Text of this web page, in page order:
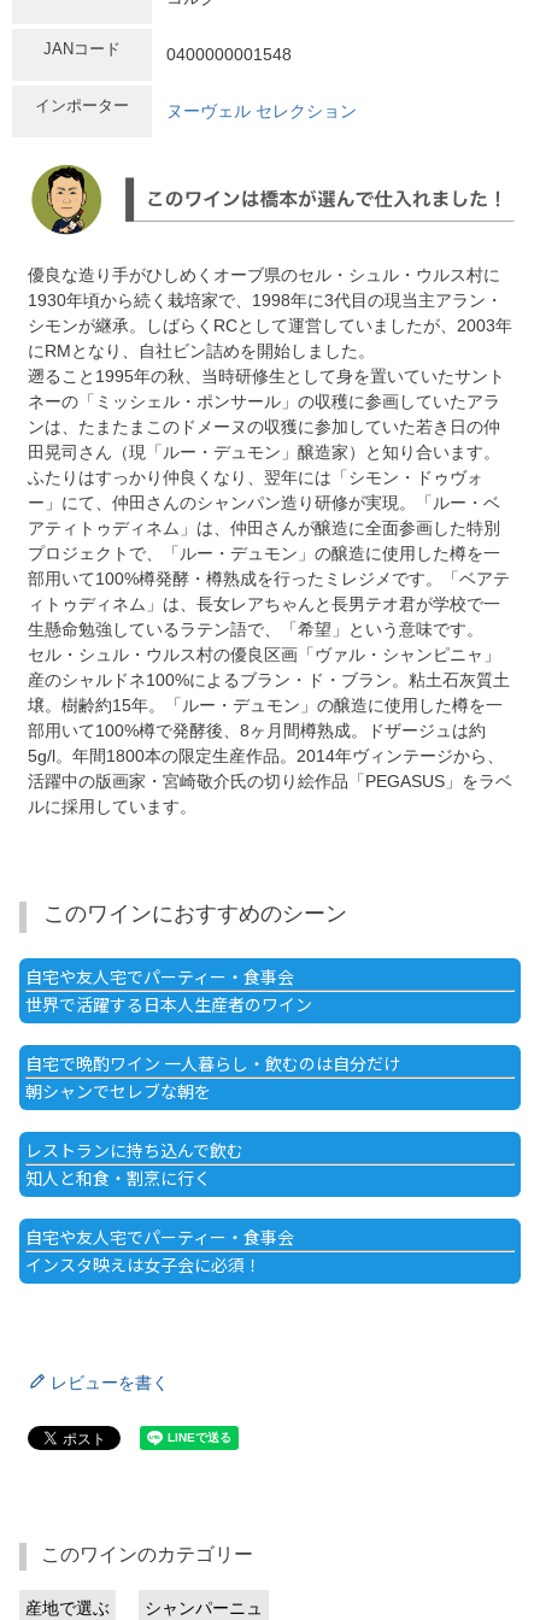
JANコード 0400000001548
インポーター ヌーヴェル セレクション
優良な造り手がひしめくオーブ県のセル・シュル・ウルス村に
1930年頃から続く栽培家で、1998年に3代目の現当主アラン・
シモンが継承。しばらくRCとして運営していましたが、2003年
にRMとなり、自社ビン詰めを開始しました。
遡ること1995年の秋、当時研修生として身を置いていたサント
ネーの「ミッシェル・ポンサール」の収穫に参画していたアラ
ンは、たまたまこのドメーヌの収獲に参加していた若き日の仲
田晃司さん（現「ルー・デュモン」醸造家）と知り合います。
ふたりはすっかり仲良くなり、翌年には「シモン・ドゥヴォ
ー」にて、仲田さんのシャンパン造り研修が実現。「ルー・ベ
アティトゥディネム」は、仲田さんが醸造に全面参画した特別
プロジェクトで、「ルー・デュモン」の醸造に使用した樽を一
部用いて100%樽発酵・樽熟成を行ったミレジメです。「ベアテ
ィトゥディネム」は、長女レアちゃんと長男テオ君が学校で一
生懸命勉強しているラテン語で、「希望」という意味です。
セル・シュル・ウルス村の優良区画「ヴァル・シャンピニャ」
産のシャルドネ100%によるブラン・ド・ブラン。粘土石灰質土
壌。樹齢約15年。「ルー・デュモン」の醸造に使用した樽を一
部用いて100%樽で発酵後、8ヶ月間樽熟成。ドザージュは約
5g/l。年間1800本の限定生産作品。2014年ヴィンテージから、
活躍中の版画家・宮崎敬介氏の切り絵作品「PEGASUS」をラベ
ルに採用しています。
このワインにおすすめのシーン
自宅や友人宅でパーティー・食事会
世界で活躍する日本人生産者のワイン
自宅で晩酌ワイン 一人暮らし・飲むのは自分だけ
朝シャンでセレブな朝を
レストランに持ち込んで飲む
知人と和食・割烹に行く
自宅や友人宅でパーティー・食事会
インスタ映えは女子会に必須！
レビューを書く
このワインのカテゴリー
産地で選ぶ シャンパーニュ